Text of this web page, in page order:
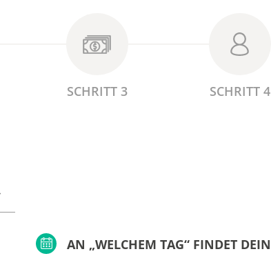
SCHRITT 3 SCHRITT 4
AN „WELCHEM TAG“ FINDET DEIN